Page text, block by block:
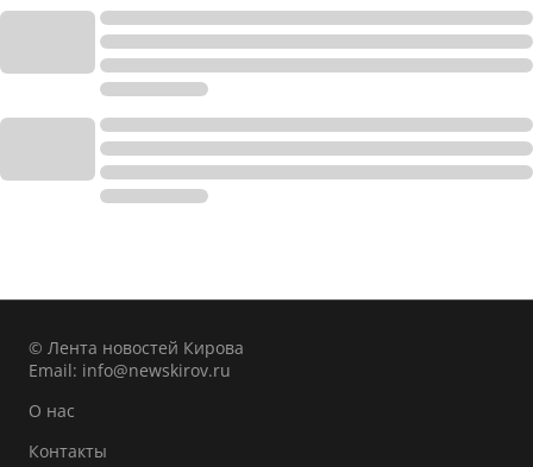
© Лента новостей Кирова
Email: info@newskirov.ru
О нас
Контакты